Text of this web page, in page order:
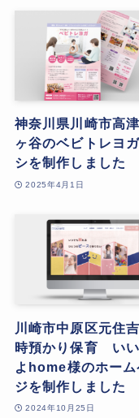
神奈川県川崎市高
ヶ谷のベビトレヨ
シを制作しました
2025年4月1日
川崎市中原区元住
時預かり保育 い
よhome様のホーム
ジを制作しました
2024年10月25日